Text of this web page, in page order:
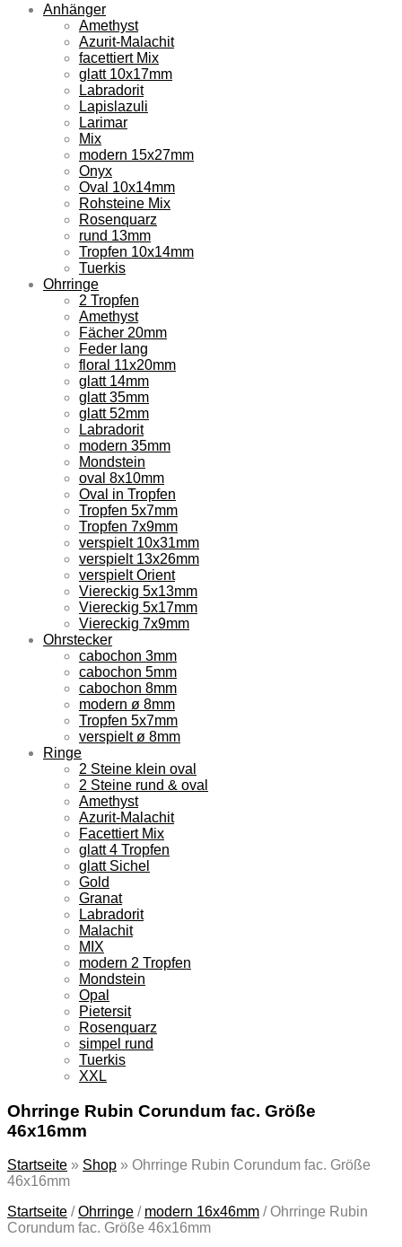
Anhänger
Amethyst
Azurit-Malachit
facettiert Mix
glatt 10x17mm
Labradorit
Lapislazuli
Larimar
Mix
modern 15x27mm
Onyx
Oval 10x14mm
Rohsteine Mix
Rosenquarz
rund 13mm
Tropfen 10x14mm
Tuerkis
Ohrringe
2 Tropfen
Amethyst
Fächer 20mm
Feder lang
floral 11x20mm
glatt 14mm
glatt 35mm
glatt 52mm
Labradorit
modern 35mm
Mondstein
oval 8x10mm
Oval in Tropfen
Tropfen 5x7mm
Tropfen 7x9mm
verspielt 10x31mm
verspielt 13x26mm
verspielt Orient
Viereckig 5x13mm
Viereckig 5x17mm
Viereckig 7x9mm
Ohrstecker
cabochon 3mm
cabochon 5mm
cabochon 8mm
modern ø 8mm
Tropfen 5x7mm
verspielt ø 8mm
Ringe
2 Steine klein oval
2 Steine rund & oval
Amethyst
Azurit-Malachit
Facettiert Mix
glatt 4 Tropfen
glatt Sichel
Gold
Granat
Labradorit
Malachit
MIX
modern 2 Tropfen
Mondstein
Opal
Pietersit
Rosenquarz
simpel rund
Tuerkis
XXL
Ohrringe Rubin Corundum fac. Größe
46x16mm
Startseite » Shop » Ohrringe Rubin Corundum fac. Größe
46x16mm
Startseite /Ohrringe / modern 16x46mm /Ohrringe Rubin
Corundum fac. Größe 46x16mm